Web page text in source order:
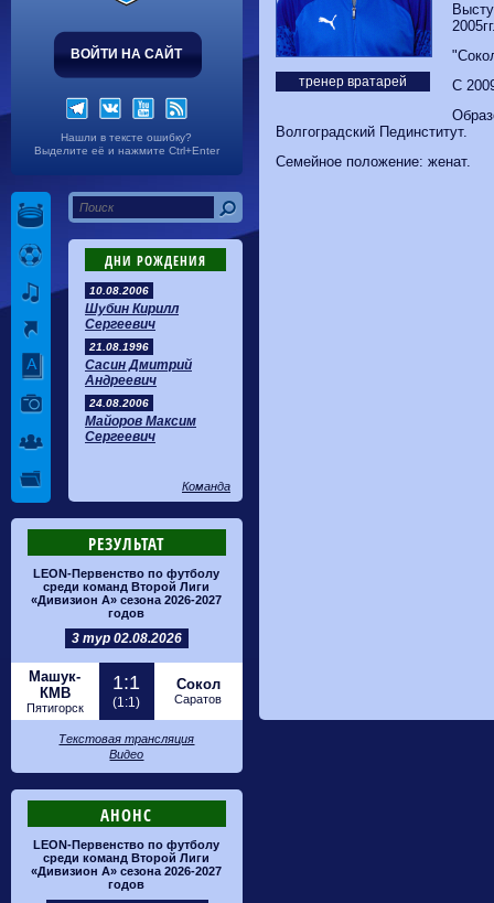
ВОЙТИ НА САЙТ
Нашли в тексте ошибку?
Выделите её и нажмите Ctrl+Enter
ДНИ РОЖДЕНИЯ
10.08.2006
Шубин Кирилл
Сергеевич
21.08.1996
Сасин Дмитрий
Андреевич
24.08.2006
Майоров Максим
Сергеевич
Команда
РЕЗУЛЬТАТ
LEON-Первенство по футболу
среди команд Второй Лиги
«Дивизион А» сезона 2026-2027
годов
3 тур 02.08.2026
Машук-
КМВ
Пятигорск
1:1
(1:1)
Сокол
Саратов
Текстовая трансляция
Видео
АНОНС
LEON-Первенство по футболу
среди команд Второй Лиги
«Дивизион А» сезона 2026-2027
годов
тренер вратарей
C
Волгоградский Пединститут.
Семейное положение: женат.
Калуга
Сибирь